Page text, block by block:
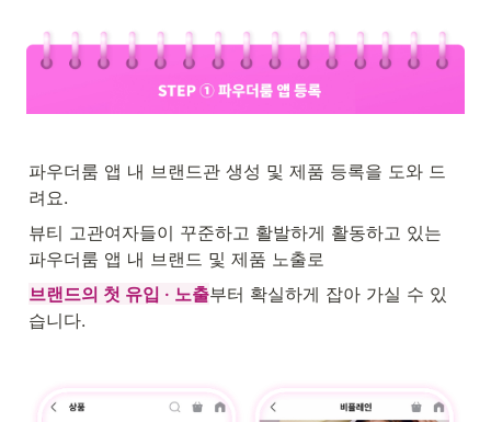
파우더룸 앱 내 브랜드관 생성 및 제품 등록을 도와 드
려요.
뷰티 고관여자들이 꾸준하고 활발하게 활동하고 있는
파우더룸 앱 내 브랜드 및 제품 노출로
브랜드의 첫 유입 · 노출부터 확실하게 잡아 가실 수 있
습니다.